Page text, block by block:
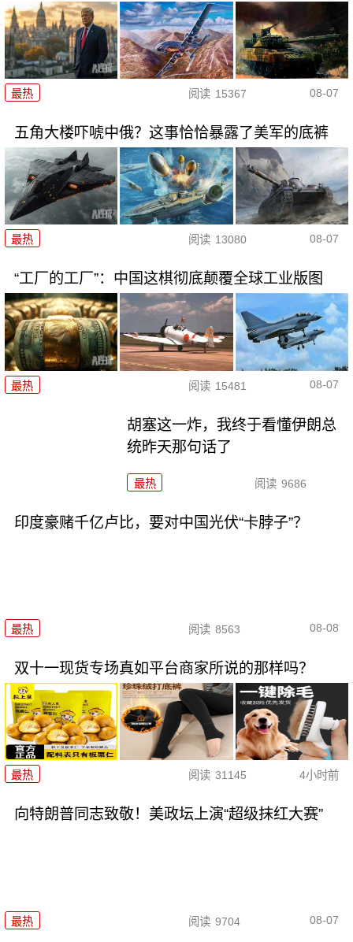
最热 阅读 15367 08-07
五角大楼吓唬中俄？这事恰恰暴露了美军的底裤
最热 阅读 13080 08-07
“工厂的工厂”：中国这棋彻底颠覆全球工业版图
最热 阅读 15481 08-07
胡塞这一炸，我终于看懂伊朗总
统昨天那句话了
最热 阅读 9686
印度豪赌千亿卢比，要对中国光伏“卡脖子”？
最热 阅读 8563 08-08
双十一现货专场真如平台商家所说的那样吗？
最热 阅读 31145 4小时前
向特朗普同志致敬！美政坛上演“超级抹红大赛”
最热 阅读 9704 08-07